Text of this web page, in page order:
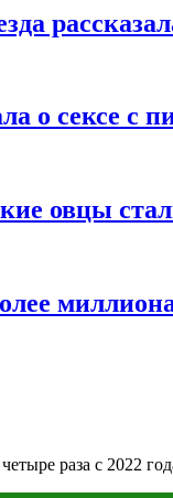
о сексе с
овцы
раза с 2022